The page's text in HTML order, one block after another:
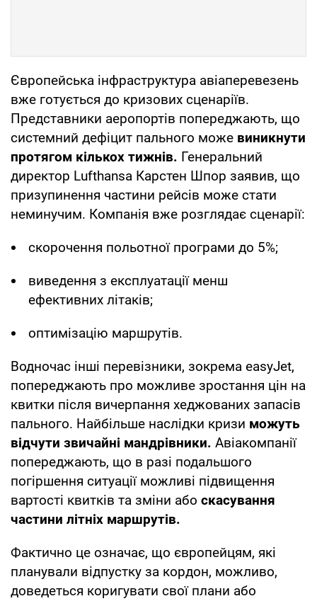
Європейська інфраструктура авіаперевезень
вже готується до кризових сценаріїв.
Представники аеропортів попереджають, що
системний дефіцит пального може виникнути
протягом кількох тижнів. Генеральний
директор Lufthansa Карстен Шпор заявив, що
призупинення частини рейсів може стати
неминучим. Компанія вже розглядає сценарії:
скорочення польотної програми до 5%;
виведення з експлуатації менш
ефективних літаків;
оптимізацію маршрутів.
Водночас інші перевізники, зокрема easyJet,
попереджають про можливе зростання цін на
квитки після вичерпання хеджованих запасів
пального. Найбільше наслідки кризи можуть
відчути звичайні мандрівники. Авіакомпанії
попереджають, що в разі подальшого
погіршення ситуації можливі підвищення
вартості квитків та зміни або скасування
частини літніх маршрутів.
Фактично це означає, що європейцям, які
планували відпустку за кордон, можливо,
доведеться коригувати свої плани або